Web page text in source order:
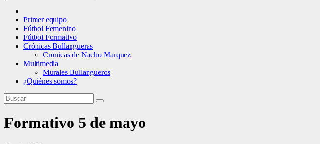
Primer equipo
Fútbol Femenino
Fútbol Formativo
Crónicas Bullangueras
Crónicas de Nacho Marquez
Multimedia
Murales Bullangueros
¿Quiénes somos?
Formativo 5 de mayo